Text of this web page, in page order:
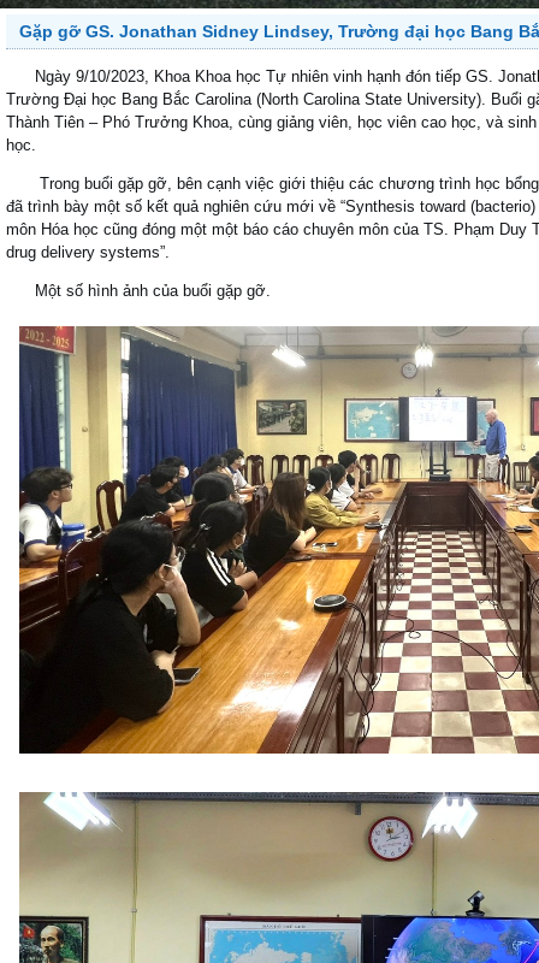
Gặp gỡ GS. Jonathan Sidney Lindsey, Trường đại học Bang
Ngày 9/10/2023, Khoa Khoa học Tự nhiên vinh hạnh đón tiếp GS.
Trường Đại học Bang Bắc Carolina (North Carolina State University). Buổi
Thành Tiên – Phó Trưởng Khoa, cùng giảng viên, học viên cao học, và
học.
Trong buổi gặp gỡ, bên cạnh việc giới thiệu các chương trình học
đã trình bày một số kết quả nghiên cứu mới về “Synthesis toward
môn Hóa học cũng đóng một một báo cáo chuyên môn của TS. Phạm Duy
drug delivery systems”.
Một số hình ảnh của buổi gặp gỡ.